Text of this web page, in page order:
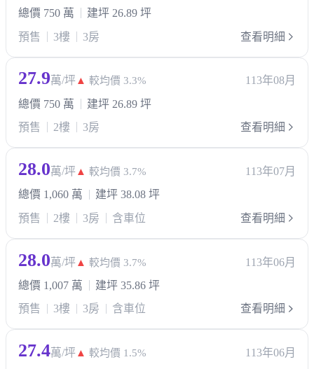
總價 750 萬
建坪 26.89 坪
預售
3樓 3房 查看明細
27.9萬/坪▲ 較均價 3.3%
113年08月
總價 750 萬
建坪 26.89 坪
預售
2樓 3房 查看明細
28.0萬/坪▲ 較均價 3.7%
113年07月
總價 1,060 萬
建坪 38.08 坪
預售
2樓 3房 含車位 查看明細
28.0萬/坪▲ 較均價 3.7%
113年06月
總價 1,007 萬
建坪 35.86 坪
預售
3樓 3房 含車位 查看明細
27.4萬/坪▲ 較均價 1.5%
113年06月